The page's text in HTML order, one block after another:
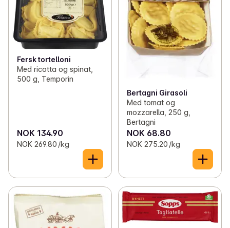
Fersk tortelloni
Med ricotta og spinat,
500 g, Temporin
NOK 134.90
NOK 269.80 /kg
Bertagni Girasoli
Med tomat og
mozzarella, 250 g,
Bertagni
NOK 68.80
NOK 275.20 /kg